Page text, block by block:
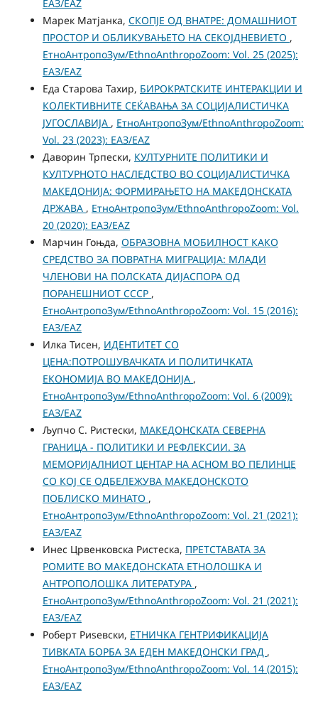
ЕАЗ/EAZ
Марек Матјанка, СКОПЈЕ ОД ВНАТРЕ: ДОМАШНИОТ
ПРОСТОР И ОБЛИКУВАЊЕТО НА СЕКОЈДНЕВИЕТО ,
ЕтноАнтропоЗум/EthnoAnthropoZoom: Vol. 25 (2025):
ЕАЗ/EAZ
Еда Старова Тахир, БИРОКРАТСКИТЕ ИНТЕРАКЦИИ И
КОЛЕКТИВНИТЕ СЕЌАВАЊА ЗА СОЦИЈАЛИСТИЧКА
ЈУГОСЛАВИЈА , ЕтноАнтропоЗум/EthnoAnthropoZoom:
Vol. 23 (2023): ЕАЗ/EAZ
Даворин Трпески, КУЛТУРНИТЕ ПОЛИТИКИ И
КУЛТУРНОТО НАСЛЕДСТВО ВО СОЦИЈАЛИСТИЧКА
МАКЕДОНИЈА: ФОРМИРАЊЕТО НА МАКЕДОНСКАТА
ДРЖАВА , ЕтноАнтропоЗум/EthnoAnthropoZoom: Vol.
20 (2020): ЕАЗ/EAZ
Марчин Гоњда, ОБРАЗОВНА МОБИЛНОСТ КАКО
СРЕДСТВО ЗА ПОВРАТНА МИГРАЦИЈА: МЛАДИ
ЧЛЕНОВИ НА ПОЛСКАТА ДИЈАСПОРА ОД
ПОРАНЕШНИОТ СССР ,
ЕтноАнтропоЗум/EthnoAnthropoZoom: Vol. 15 (2016):
ЕАЗ/EAZ
Илка Тисен, ИДЕНТИТЕТ СО
ЦЕНА:ПОТРОШУВАЧКАТА И ПОЛИТИЧКАТА
ЕКОНОМИЈА ВО МАКЕДОНИЈА ,
ЕтноАнтропоЗум/EthnoAnthropoZoom: Vol. 6 (2009):
ЕАЗ/EAZ
Љупчо С. Ристески, МAКЕДОНСКАТА СЕВЕРНА
ГРАНИЦА - ПОЛИТИКИ И РЕФЛЕКСИИ. ЗА
МЕМОРИЈАЛНИОТ ЦЕНТАР НА АСНОМ ВО ПЕЛИНЦЕ
СО КОЈ СЕ ОДБЕЛЕЖУВА МАКЕДОНСКОТО
ПОБЛИСКО МИНАТО ,
ЕтноАнтропоЗум/EthnoAnthropoZoom: Vol. 21 (2021):
ЕАЗ/EAZ
Инес Црвенковска Ристеска, ПРЕТСТАВАТА ЗА
РОМИТЕ ВО МАКЕДОНСКАТА ЕТНОЛОШКА И
АНТРОПОЛОШКА ЛИТЕРАТУРА ,
ЕтноАнтропоЗум/EthnoAnthropoZoom: Vol. 21 (2021):
ЕАЗ/EAZ
Роберт Риѕевски, ЕТНИЧКА ГЕНТРИФИКАЦИЈА
ТИВКАТА БОРБА ЗА ЕДЕН МАКЕДОНСКИ ГРАД ,
ЕтноАнтропоЗум/EthnoAnthropoZoom: Vol. 14 (2015):
ЕАЗ/EAZ